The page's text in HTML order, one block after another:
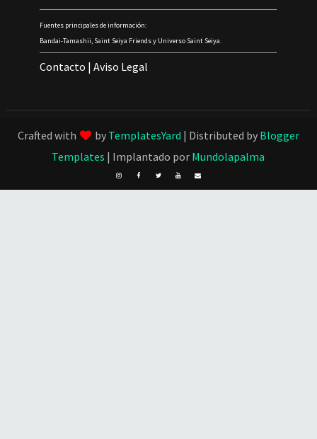
Fuentes principales de información:
Bandai-Tamashii, Saint Seiya Friends y Universo Saint Seiya.
Contacto |Aviso Legal
Crafted with by TemplatesYard | Distributed by Blogger
Templates | Implantado por Mundolapalma